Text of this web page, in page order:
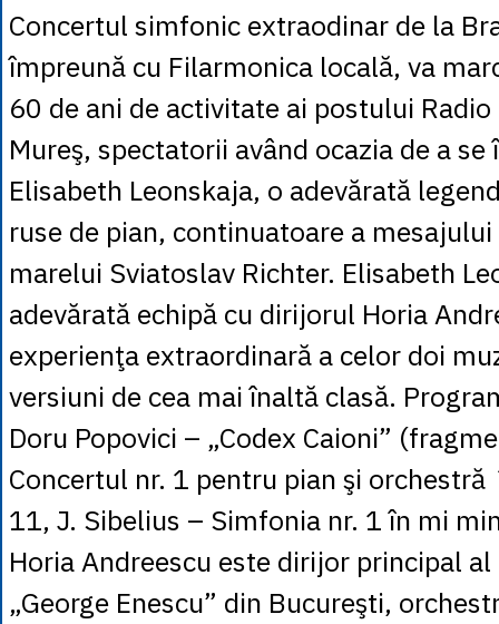
Concertul simfonic extraodinar de la
împreună cu Filarmonica locală, va
60 de ani de activitate ai postului Radio
Mureş, spectatorii având ocazia de a
Elisabeth Leonskaja, o adevărată
ruse de pian, continuatoare a
marelui Sviatoslav Richter. Elisabeth
adevărată echipă cu dirijorul Horia
experienţa extraordinară a celor doi
versiuni de cea mai înaltă clasă.
Doru Popovici – „Codex Caioni”
Concertul nr. 1 pentru pian şi
11, J. Sibelius – Simfonia nr. 1 în mi
Horia Andreescu este dirijor principal
„George Enescu” din Bucureşti,